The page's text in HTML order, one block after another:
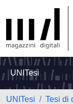
UNITesi
UNITesi
Tesi di